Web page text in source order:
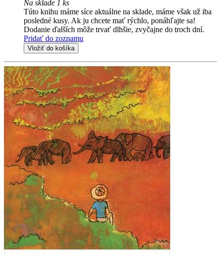
Na sklade 1 ks
Túto knihu máme síce aktuálne na sklade, máme však už iba
posledné kusy. Ak ju chcete mať rýchlo, ponáhľajte sa!
Dodanie ďalších môže trvať dlhšie, zvyčajne do troch dní.
Pridať do zoznamu
Vložiť do košíka